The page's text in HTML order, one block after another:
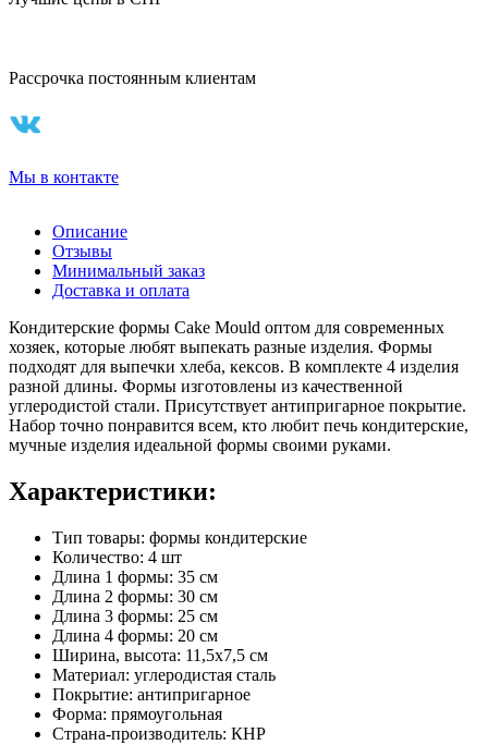
Рассрочка постоянным клиентам
Мы в контакте
Описание
Отзывы
Минимальный заказ
Доставка и оплата
Кондитерские формы Cake Mould оптом для современных
хозяек, которые любят выпекать разные изделия. Формы
подходят для выпечки хлеба, кексов. В комплекте 4 изделия
разной длины. Формы изготовлены из качественной
углеродистой стали. Присутствует антипригарное покрытие.
Набор точно понравится всем, кто любит печь кондитерские,
мучные изделия идеальной формы своими руками.
Характеристики:
Тип товары: формы кондитерские
Количество: 4 шт
Длина 1 формы: 35 см
Длина 2 формы: 30 см
Длина 3 формы: 25 см
Длина 4 формы: 20 см
Ширина, высота: 11,5х7,5 см
Материал: углеродистая сталь
Покрытие: антипригарное
Форма: прямоугольная
Страна-производитель: КНР